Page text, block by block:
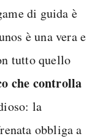
di guida è
è una vera e
tutto quello
che controlla
la
obbliga a